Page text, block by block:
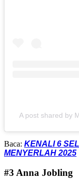
A post shared by
Baca: KENALI 6
MENYERLAH 2025
#3 Anna Jobling